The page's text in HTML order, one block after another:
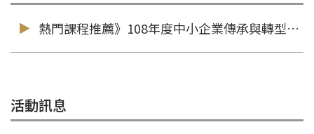
熱門課程推薦》108年度中小企業傳承與轉型創新系列課程
活動訊息